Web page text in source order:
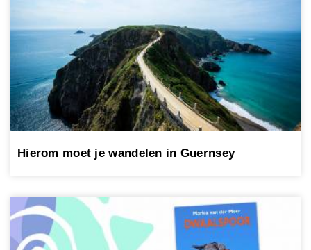
Hierom moet je wandelen in Guernsey